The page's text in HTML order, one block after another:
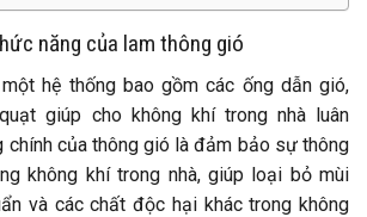
năng của lam thông gió
hệ thống bao gồm các ống dẫn gió,
giúp cho không khí trong nhà luân
chính của thông gió là đảm bảo sự thông
không khí trong nhà, giúp loại bỏ mùi
và các chất độc hại khác trong không